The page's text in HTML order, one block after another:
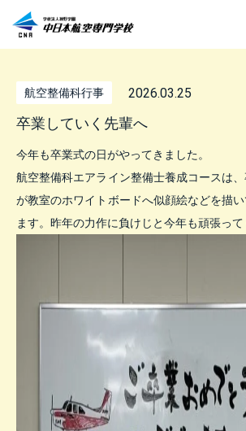
航空整備科行事 2026.03.25
卒業していく先輩へ
今年も卒業式の日がやってきました。
航空整備科エアライン整備士養成コースは
が教室のホワイトボードへ似顔絵などを描
ます。昨年の力作に負けじと今年も頑張って